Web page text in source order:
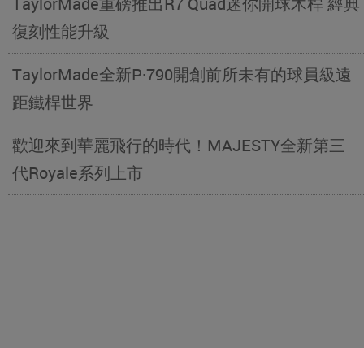
復刻性能升級
TaylorMade全新P·790開創前所未有的球員級遠
距鐵桿世界
歡迎來到華麗飛行的時代！MAJESTY全新第三
代Royale系列上市